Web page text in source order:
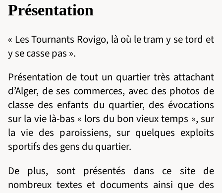
Présentation
« Les Tournants Rovigo, là où le tram y se tord et
y se casse pas ».
Présentation de tout un quartier très attachant
d’Alger, de ses commerces, avec des photos de
classe des enfants du quartier, des évocations
sur la vie là-bas « lors du bon vieux temps », sur
la vie des paroissiens, sur quelques exploits
sportifs des gens du quartier.
De plus, sont présentés dans ce site de
nombreux textes et documents ainsi que des